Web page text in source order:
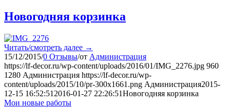
Новогодняя корзинка
Читать/смотреть далее →
15/12/2015/0 Отзывы/от Администрация
https://lf-decor.ru/wp-content/uploads/2016/01/IMG_2276.jpg 960
1280 Администрация https://lf-decor.ru/wp-
content/uploads/2015/10/pr-300x1661.png Администрация2015-
12-15 16:52:51 2016-01-27 22:26:51Новогодняя корзинка
Мои новые работы